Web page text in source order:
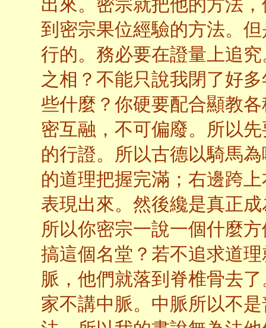
出來。密宗就把他的方法
到密宗果位經驗的方法。
行的。務必要在證量上追
之相？不能只說我閉了好
些什麼？你硬要配合顯教
密互融，不可偏廢。所以
的行證。所以古德以騎馬
的道理把握完滿；右邊跨
表現出來。然後纔是真正
所以你密宗一說一個什麼
搞這個名堂？若不追求道
脈，他們就落到脊椎骨去
家不講中脈。中脈所以不